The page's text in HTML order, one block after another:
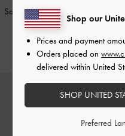
Sabot con tacco in pelle ricamata
Azzurro
CHF105.00
Shop our
Prices and payment
Orders placed on
delivered within United
SHOP UNITED
Preferred